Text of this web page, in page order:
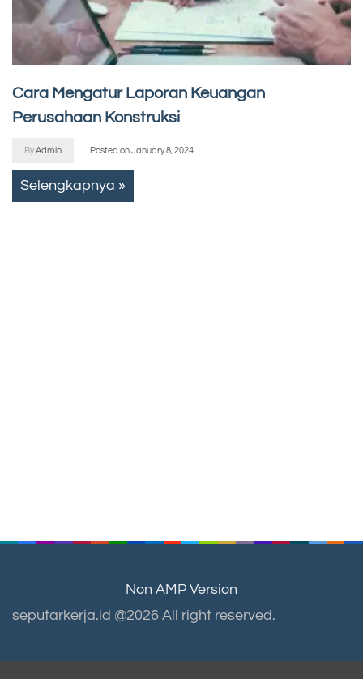
Cara Mengatur Laporan Keuangan
Perusahaan Konstruksi
ByAdmin Posted onJanuary 8, 2024
Selengkapnya »
Non AMP Version
seputarkerja.id @2026 All right reserved.